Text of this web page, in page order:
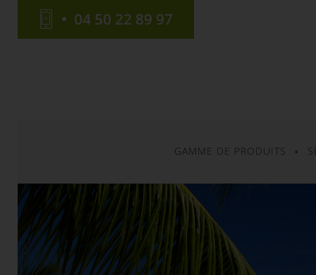
04 50 22 89 97
GAMME DE PRODUITS